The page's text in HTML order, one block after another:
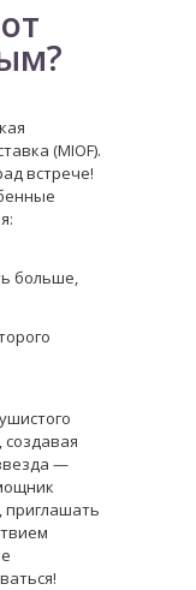
(MIOF).
встрече!
больше,
—
приглашать